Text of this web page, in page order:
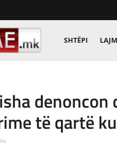
SHTËPI
denoncon
të qartë